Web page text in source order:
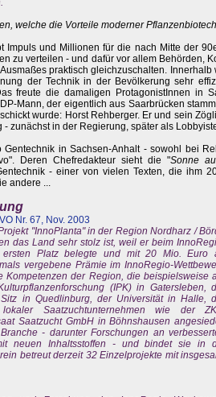
welche die Vorteile moderner
Impuls und Millionen für die nach Mitte der
zu verteilen - und dafür vor allem Behörden,
praktisch gleichzuschalten. Innerhalb
der Technik in der Bevölkerung sehr
freute die damaligen ProtagonistInnen in
Mann, der eigentlich aus Saarbrücken
wurde: Horst Rehberger. Er und sein
zunächst in der Regierung, später als
in Sachsen-Anhalt - sowohl bei
Deren Chefredakteur sieht die "Sonne
- einer von vielen Texten, die ihm
andere ...
Nr. 67, Nov. 2003
"InnoPlanta" in der Region Nordharz /
das Land sehr stolz ist, weil er beim
Platz belegte und mit 20 Mio. Euro
vergebene Prämie im InnoRegio-
Kompetenzen der Region, die beispielsweise
(IPK) in Gatersleben,
in Quedlinburg, der Universität in Halle,
Saatzuchtunternehmen wie der
Saatzucht GmbH in Böhnshausen
- darunter Forschungen an
neuen Inhaltsstoffen - und bindet sie in
betreut derzeit 32 Einzelprojekte mit